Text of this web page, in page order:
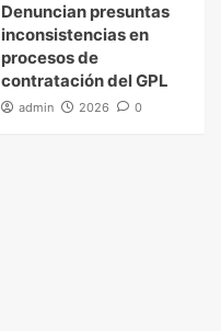
Denuncian presuntas
inconsistencias en
procesos de
contratación del GPL
admin 2026 0